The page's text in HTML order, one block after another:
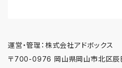
運営・管理：株式会社アドボックス
〒700-0976 岡山県岡山市北区